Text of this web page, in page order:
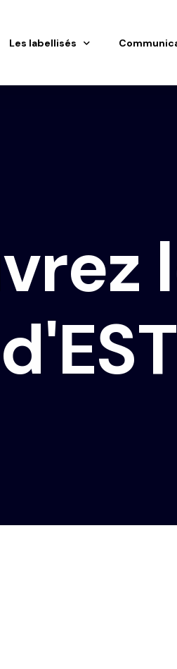
Les labellisés
vrez l
d'EST